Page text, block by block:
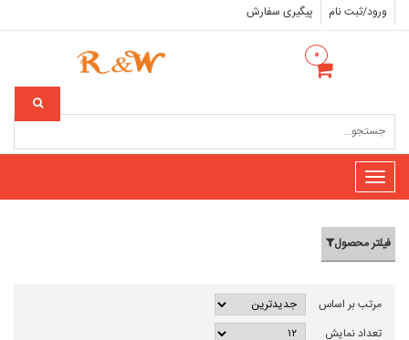
ورود/ثبت نام پیگیری سفارش
۰
Toggle
navigation
فیلتر محصول
مرتب بر اساس
تعداد نمایش